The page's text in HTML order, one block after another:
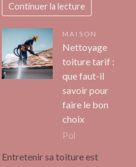
Continuer la lecture
MAISON
Nettoyage
toiture tarif :
que faut-il
savoir pour
faire le bon
choix
Pol
Entretenir sa toiture est